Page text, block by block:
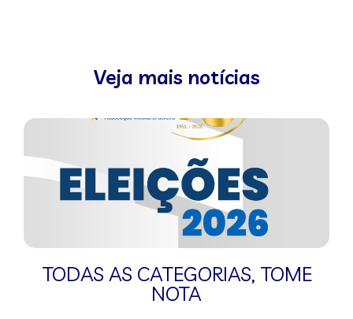
Veja mais notícias
TODAS AS CATEGORIAS, TOME
NOTA